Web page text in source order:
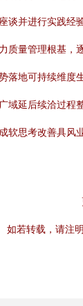
谈并进行实践
质量管理根基
落地可持续维
域延后续洽过
思考改善具
如若转载，请注